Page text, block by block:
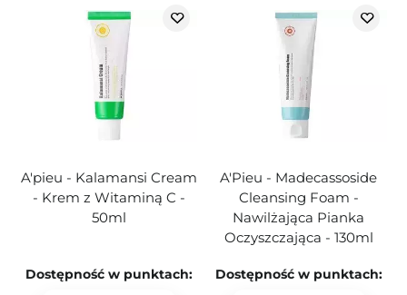
A'pieu - Kalamansi Cream
- Krem z Witaminą C -
50ml
Dostępność w punktach:
A'Pieu - Madecassoside
Cleansing Foam -
Nawilżająca Pianka
Oczyszczająca - 130ml
Dostępność w punktach: